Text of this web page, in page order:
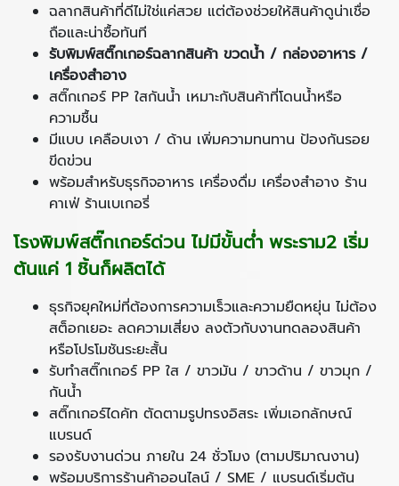
ฉลากสินค้าที่ดีไม่ใช่แค่สวย แต่ต้องช่วยให้สินค้าดูน่าเชื่อ
ถือและน่าซื้อทันที
รับพิมพ์สติ๊กเกอร์ฉลากสินค้า ขวดน้ำ / กล่องอาหาร /
เครื่องสำอาง
สติ๊กเกอร์ PP ใสกันน้ำ เหมาะกับสินค้าที่โดนน้ำหรือ
ความชื้น
มีแบบ เคลือบเงา / ด้าน เพิ่มความทนทาน ป้องกันรอย
ขีดข่วน
พร้อมสำหรับธุรกิจอาหาร เครื่องดื่ม เครื่องสำอาง ร้าน
คาเฟ่ ร้านเบเกอรี่
โรงพิมพ์สติ๊กเกอร์ด่วน ไม่มีขั้นต่ำ พระราม2 เริ่ม
ต้นแค่ 1 ชิ้นก็ผลิตได้
ธุรกิจยุคใหม่ที่ต้องการความเร็วและความยืดหยุ่น ไม่ต้อง
สต็อกเยอะ ลดความเสี่ยง ลงตัวกับงานทดลองสินค้า
หรือโปรโมชันระยะสั้น
รับทำสติ๊กเกอร์ PP ใส / ขาวมัน / ขาวด้าน / ขาวมุก /
กันน้ำ
สติ๊กเกอร์ไดคัท ตัดตามรูปทรงอิสระ เพิ่มเอกลักษณ์
แบรนด์
รองรับงานด่วน ภายใน 24 ชั่วโมง (ตามปริมาณงาน)
พร้อมบริการร้านค้าออนไลน์ / SME / แบรนด์เริ่มต้น